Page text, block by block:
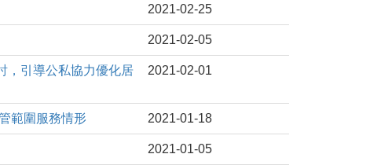
2021-02-25
2021-02-05
，引導公私協力優化居
2021-02-01
範圍服務情形 2021-01-18
2021-01-05